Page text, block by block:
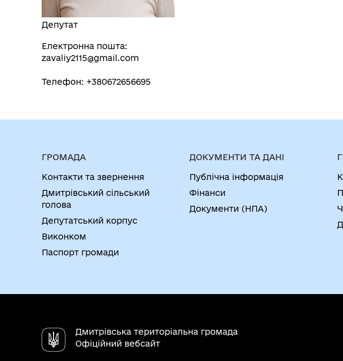
Депутат
Електронна пошта:
zavaliy2115@gmail.com
Телефон: +380672656695
ГРОМАДА
Контакти та звернення
Дмитрівський сільський
голова
Депутатський корпус
Виконком
Паспорт громади
ДОКУМЕНТИ ТА ДАНІ
Публічна інформація
Фінанси
Документи (НПА)
Дмитрівська територіальна громада
Офіційний вебсайт